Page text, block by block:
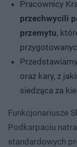
Pracownicy
przechwycili
przemytu,
oraz kary, z
siedząca za
Funkcjonariusze
Podkarpaciu
standardowych